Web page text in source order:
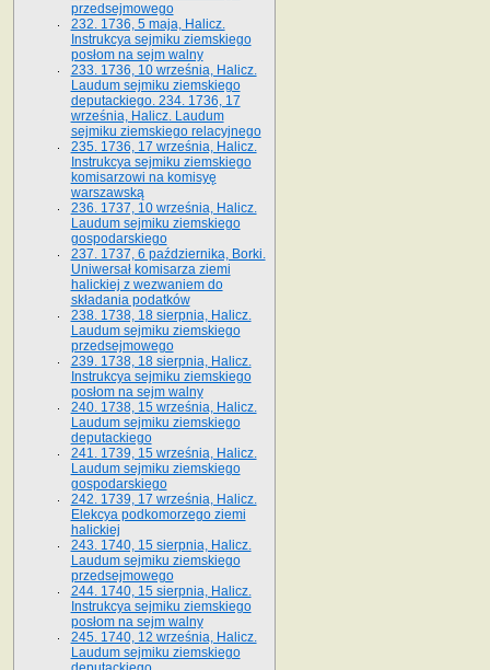
przedsejmowego
232. 1736, 5 maja, Halicz.
Instrukcya sejmiku ziemskiego
posłom na sejm walny
233. 1736, 10 września, Halicz.
Laudum sejmiku ziemskiego
deputackiego. 234. 1736, 17
września, Halicz. Laudum
sejmiku ziemskiego relacyjnego
235. 1736, 17 września, Halicz.
Instrukcya sejmiku ziemskiego
komisarzowi na komisyę
warszawską
236. 1737, 10 września, Halicz.
Laudum sejmiku ziemskiego
gospodarskiego
237. 1737, 6 października, Borki.
Uniwersał komisarza ziemi
halickiej z wezwaniem do
składania podatków
238. 1738, 18 sierpnia, Halicz.
Laudum sejmiku ziemskiego
przedsejmowego
239. 1738, 18 sierpnia, Halicz.
Instrukcya sejmiku ziemskiego
posłom na sejm walny
240. 1738, 15 września, Halicz.
Laudum sejmiku ziemskiego
deputackiego
241. 1739, 15 września, Halicz.
Laudum sejmiku ziemskiego
gospodarskiego
242. 1739, 17 września, Halicz.
Elekcya podkomorzego ziemi
halickiej
243. 1740, 15 sierpnia, Halicz.
Laudum sejmiku ziemskiego
przedsejmowego
244. 1740, 15 sierpnia, Halicz.
Instrukcya sejmiku ziemskiego
posłom na sejm walny
245. 1740, 12 września, Halicz.
Laudum sejmiku ziemskiego